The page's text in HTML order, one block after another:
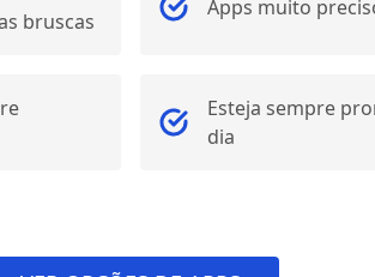
bruscas
Apps muito
Esteja sempre
dia